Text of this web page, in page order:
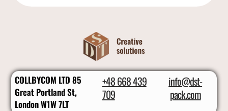
COLLBYCOM LTD 85
Great Portland St,
London W1W 7LT
+48 668 439
709
info@dst-
pack.com